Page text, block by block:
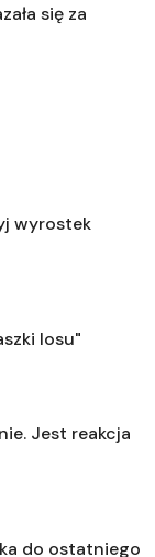
się za
wyrostek
losu"
Jest reakcja
do ostatniego